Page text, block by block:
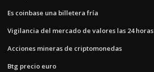
Es coinbase una billetera fría
Vigilancia del mercado de valores las 24 horas
Acciones mineras de criptomonedas
Btg precio euro